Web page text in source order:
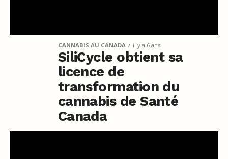
CANNABIS AU CANADA il y a 6 ans
SiliCycle obtient sa
licence de
transformation du
cannabis de Santé
Canada